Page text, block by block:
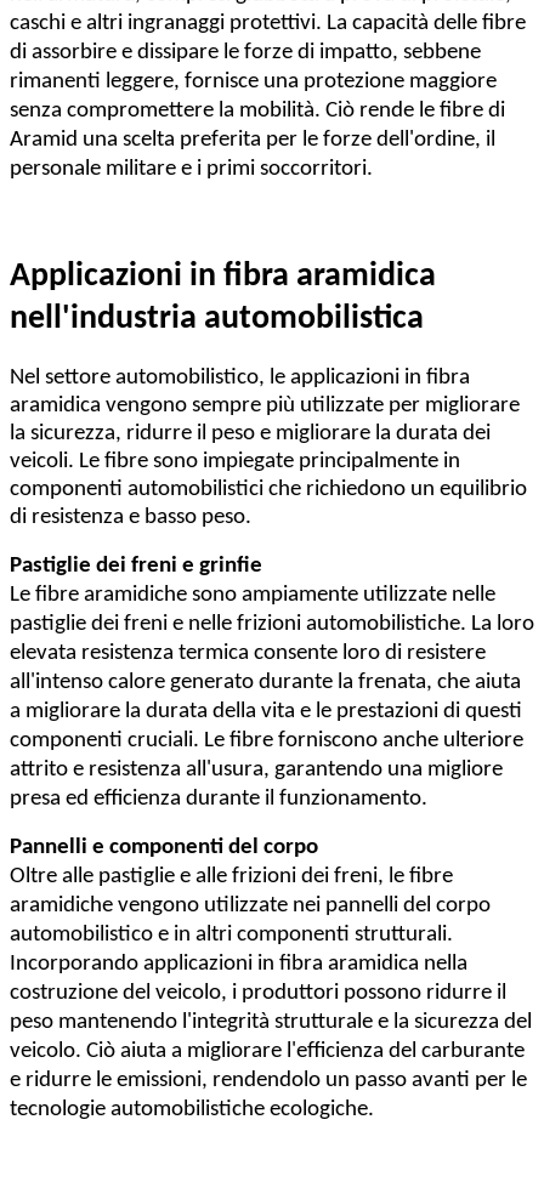
caschi e altri ingranaggi protettivi. La capacità delle fibre
di assorbire e dissipare le forze di impatto, sebbene
rimanenti leggere, fornisce una protezione maggiore
senza compromettere la mobilità. Ciò rende le fibre di
Aramid una scelta preferita per le forze dell'ordine, il
personale militare e i primi soccorritori.
Applicazioni in fibra aramidica
nell'industria automobilistica
Nel settore automobilistico, le applicazioni in fibra
aramidica vengono sempre più utilizzate per migliorare
la sicurezza, ridurre il peso e migliorare la durata dei
veicoli. Le fibre sono impiegate principalmente in
componenti automobilistici che richiedono un equilibrio
di resistenza e basso peso.
Pastiglie dei freni e grinfie
Le fibre aramidiche sono ampiamente utilizzate nelle
pastiglie dei freni e nelle frizioni automobilistiche. La loro
elevata resistenza termica consente loro di resistere
all'intenso calore generato durante la frenata, che aiuta
a migliorare la durata della vita e le prestazioni di questi
componenti cruciali. Le fibre forniscono anche ulteriore
attrito e resistenza all'usura, garantendo una migliore
presa ed efficienza durante il funzionamento.
Pannelli e componenti del corpo
Oltre alle pastiglie e alle frizioni dei freni, le fibre
aramidiche vengono utilizzate nei pannelli del corpo
automobilistico e in altri componenti strutturali.
Incorporando applicazioni in fibra aramidica nella
costruzione del veicolo, i produttori possono ridurre il
peso mantenendo l'integrità strutturale e la sicurezza del
veicolo. Ciò aiuta a migliorare l'efficienza del carburante
e ridurre le emissioni, rendendolo un passo avanti per le
tecnologie automobilistiche ecologiche.